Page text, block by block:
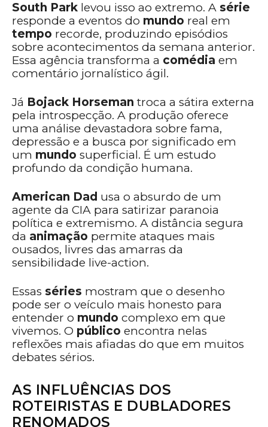
South Park levou isso ao extremo. A série
responde a eventos do mundo real em
tempo recorde, produzindo episódios
sobre acontecimentos da semana anterior.
Essa agência transforma a comédia em
comentário jornalístico ágil.
Já Bojack Horseman troca a sátira externa
pela introspecção. A produção oferece
uma análise devastadora sobre fama,
depressão e a busca por significado em
um mundo superficial. É um estudo
profundo da condição humana.
American Dad usa o absurdo de um
agente da CIA para satirizar paranoia
política e extremismo. A distância segura
da animação permite ataques mais
ousados, livres das amarras da
sensibilidade live-action.
Essas séries mostram que o desenho
pode ser o veículo mais honesto para
entender o mundo complexo em que
vivemos. O público encontra nelas
reflexões mais afiadas do que em muitos
debates sérios.
AS INFLUÊNCIAS DOS
ROTEIRISTAS E DUBLADORES
RENOMADOS